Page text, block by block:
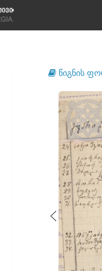
წიგნის